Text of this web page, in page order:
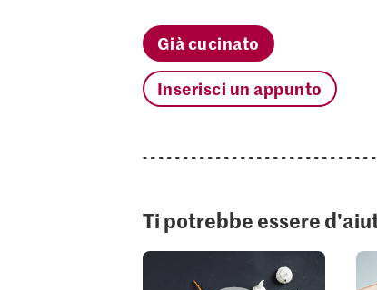
Già cucinato
Inserisci un appunto
Ti potrebbe essere